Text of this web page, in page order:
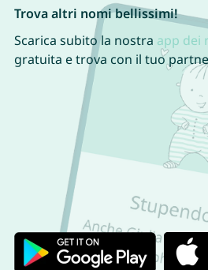
Trova altri nomi bellissimi!
Scarica subito la nostra app dei
gratuita e trova con il tuo